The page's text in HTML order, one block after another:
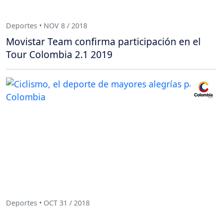
Deportes • NOV 8 / 2018
Movistar Team confirma participación en el
Tour Colombia 2.1 2019
Deportes • OCT 31 / 2018